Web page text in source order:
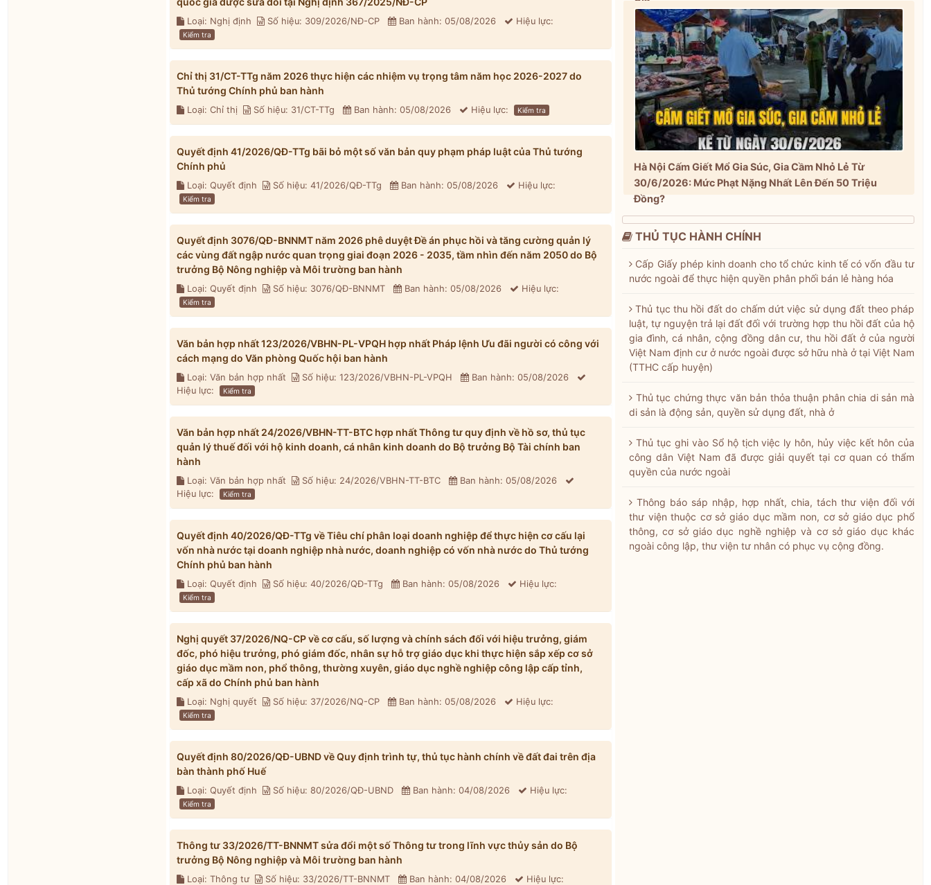
Loại: Nghị định Số hiệu: 309/2026/NĐ-CP Ban hành: 05/08/2026 Hiệu lực:
Kiểm tra
Chỉ thị 31/CT-TTg năm 2026 thực hiện các nhiệm vụ trọng tâm năm học 2026-2027 do
Thủ tướng Chính phủ ban hành
Loại: Chỉ thị Số hiệu: 31/CT-TTg Ban hành: 05/08/2026 Hiệu lực: Kiểm tra
Quyết định 41/2026/QĐ-TTg bãi bỏ một số văn bản quy phạm pháp luật của Thủ tướng
Chính phủ
Loại: Quyết định Số hiệu: 41/2026/QĐ-TTg Ban hành: 05/08/2026 Hiệu lực:
Kiểm tra
Quyết định 3076/QĐ-BNNMT năm 2026 phê duyệt Đề án phục hồi và tăng cường quản lý
các vùng đất ngập nước quan trọng giai đoạn 2026 - 2035, tầm nhìn đến năm 2050 do Bộ
trưởng Bộ Nông nghiệp và Môi trường ban hành
Loại: Quyết định Số hiệu: 3076/QĐ-BNNMT Ban hành: 05/08/2026 Hiệu lực:
Kiểm tra
Văn bản hợp nhất 123/2026/VBHN-PL-VPQH hợp nhất Pháp lệnh Ưu đãi người có công với
cách mạng do Văn phòng Quốc hội ban hành
Loại: Văn bản hợp nhất Số hiệu: 123/2026/VBHN-PL-VPQH
Ban hành: 05/08/2026
Hiệu lực:
Kiểm tra
Văn bản hợp nhất 24/2026/VBHN-TT-BTC hợp nhất Thông tư quy định về hồ sơ, thủ tục
quản lý thuế đối với hộ kinh doanh, cá nhân kinh doanh do Bộ trưởng Bộ Tài chính ban
hành
Loại: Văn bản hợp nhất Số hiệu: 24/2026/VBHN-TT-BTC
Ban hành: 05/08/2026
Hiệu lực:
Kiểm tra
Quyết định 40/2026/QĐ-TTg về Tiêu chí phân loại doanh nghiệp để thực hiện cơ cấu lại
vốn nhà nước tại doanh nghiệp nhà nước, doanh nghiệp có vốn nhà nước do Thủ tướng
Chính phủ ban hành
Loại: Quyết định Số hiệu: 40/2026/QĐ-TTg Ban hành: 05/08/2026 Hiệu lực:
Kiểm tra
Nghị quyết 37/2026/NQ-CP về cơ cấu, số lượng và chính sách đối với hiệu trưởng, giám
đốc, phó hiệu trưởng, phó giám đốc, nhân sự hỗ trợ giáo dục khi thực hiện sắp xếp cơ sở
giáo dục mầm non, phổ thông, thường xuyên, giáo dục nghề nghiệp công lập cấp tỉnh,
cấp xã do Chính phủ ban hành
Loại: Nghị quyết Số hiệu: 37/2026/NQ-CP Ban hành: 05/08/2026 Hiệu lực:
Kiểm tra
Quyết định 80/2026/QĐ-UBND về Quy định trình tự, thủ tục hành chính về đất đai trên địa
bàn thành phố Huế
Loại: Quyết định Số hiệu: 80/2026/QĐ-UBND Ban hành: 04/08/2026 Hiệu lực:
Kiểm tra
Thông tư 33/2026/TT-BNNMT sửa đổi một số Thông tư trong lĩnh vực thủy sản do Bộ
trưởng Bộ Nông nghiệp và Môi trường ban hành
Loại: Thông tư Số hiệu: 33/2026/TT-BNNMT Ban hành: 04/08/2026 Hiệu lực:
Hà Nội Cấm Giết Mổ Gia Súc, Gia Cầm Nhỏ Lẻ Từ
30/6/2026: Mức Phạt Nặng Nhất Lên Đến 50 Triệu
Đồng?
THỦ TỤC HÀNH CHÍNH
Cấp Giấy phép kinh doanh cho tổ chức kinh tế có vốn đầu tư
nước ngoài để thực hiện quyền phân phối bán lẻ hàng hóa
Thủ tục thu hồi đất do chấm dứt việc sử dụng đất theo pháp
luật, tự nguyện trả lại đất đối với trường hợp thu hồi đất của hộ
gia đình, cá nhân, cộng đồng dân cư, thu hồi đất ở của người
Việt Nam định cư ở nước ngoài được sở hữu nhà ở tại Việt Nam
(TTHC cấp huyện)
Thủ tục chứng thực văn bản thỏa thuận phân chia di sản mà
di sản là động sản, quyền sử dụng đất, nhà ở
Thủ tục ghi vào Sổ hộ tịch việc ly hôn, hủy việc kết hôn của
công dân Việt Nam đã được giải quyết tại cơ quan có thẩm
quyền của nước ngoài
Thông báo sáp nhập, hợp nhất, chia, tách thư viện đối với
thư viện thuộc cơ sở giáo dục mầm non, cơ sở giáo dục phổ
thông, cơ sở giáo dục nghề nghiệp và cơ sở giáo dục khác
ngoài công lập, thư viện tư nhân có phục vụ cộng đồng.